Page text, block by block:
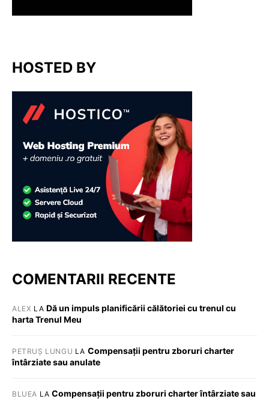
HOSTED BY
COMENTARII RECENTE
ALEX LA Dă un impuls planificării călătoriei cu trenul cu
harta Trenul Meu
PETRUȘ LUNGU LA Compensații pentru zboruri charter
întârziate sau anulate
BLUEA LACompensații pentru zboruri charter întârziate sau